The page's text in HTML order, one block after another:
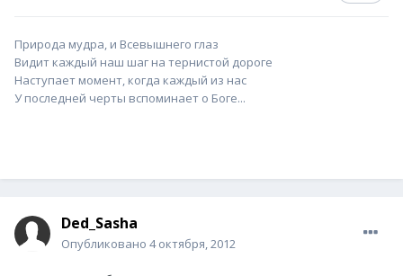
Природа мудра, и Всевышнего глаз
Видит каждый наш шаг на тернистой дороге
Наступает момент, когда каждый из нас
У последней черты вспоминает о Боге...
Ded_Sasha
Опубликовано 4 октября, 2012